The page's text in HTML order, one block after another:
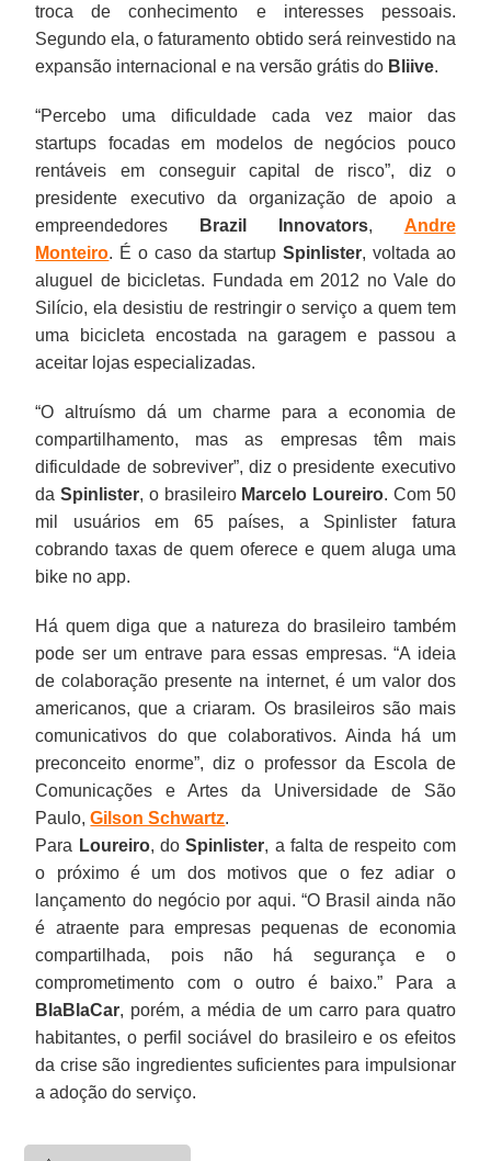
troca de conhecimento e interesses pessoais.
Segundo ela, o faturamento obtido será reinvestido na
expansão internacional e na versão grátis do Bliive.
“Percebo uma dificuldade cada vez maior das
startups focadas em modelos de negócios pouco
rentáveis em conseguir capital de risco”, diz o
presidente executivo da organização de apoio a
empreendedores Brazil Innovators, Andre
Monteiro. É o caso da startupSpinlister, voltada ao
aluguel de bicicletas. Fundada em 2012 no Vale do
Silício, ela desistiu de restringir o serviço a quem tem
uma bicicleta encostada na garagem e passou a
aceitar lojas especializadas.
“O altruísmo dá um charme para a economia de
compartilhamento, mas as empresas têm mais
dificuldade de sobreviver”, diz o presidente executivo
da Spinlister, o brasileiroMarcelo Loureiro. Com 50
mil usuários em 65 países, a Spinlister fatura
cobrando taxas de quem oferece e quem aluga uma
bike no app.
Há quem diga que a natureza do brasileiro também
pode ser um entrave para essas empresas. “A ideia
de colaboração presente na internet, é um valor dos
americanos, que a criaram. Os brasileiros são mais
comunicativos do que colaborativos. Ainda há um
preconceito enorme”, diz o professor da Escola de
Comunicações e Artes da Universidade de São
Paulo,Gilson Schwartz.
Para Loureiro, doSpinlister, a falta de respeito com
o próximo é um dos motivos que o fez adiar o
lançamento do negócio por aqui. “O Brasil ainda não
é atraente para empresas pequenas de economia
compartilhada, pois não há segurança e o
comprometimento com o outro é baixo.” Para a
BlaBlaCar, porém, a média de um carro para quatro
habitantes, o perfil sociável do brasileiro e os efeitos
da crise são ingredientes suficientes para impulsionar
a adoção do serviço.